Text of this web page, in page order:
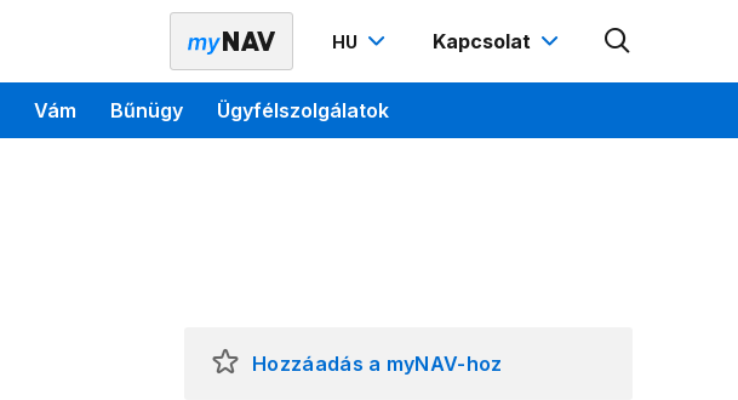
HU Kapcsolat
Vám Bűnügy Ügyfélszolgálatok
Hozzáadás a myNAV-hoz